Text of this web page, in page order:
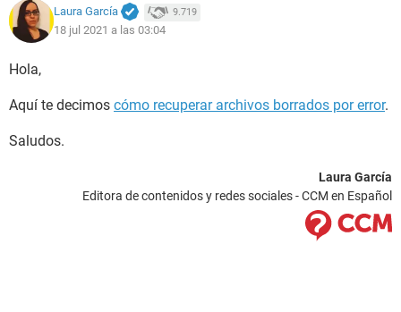
Laura García 9.719
18 jul 2021 a las 03:04
Hola,
Aquí te decimos cómo recuperar archivos borrados por error.
Saludos.
Laura García
Editora de contenidos y redes sociales - CCM en Español